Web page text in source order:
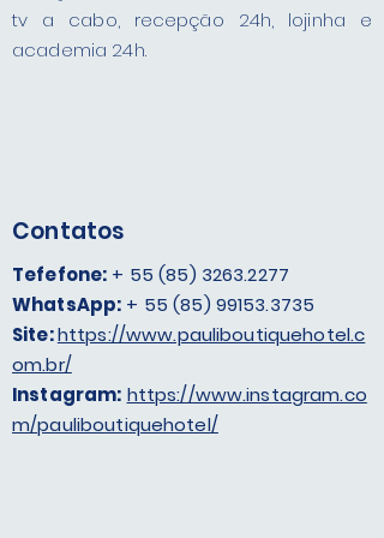
tv a cabo, recepção 24h, lojinha e
academia 24h.
Contatos
Tefefone: + 55 (85) 3263.2277
WhatsApp: + 55 (85) 99153.3735
Site:https://www.pauliboutiquehotel.c
om.br/
Instagram: https://www.instagram.co
m/pauliboutiquehotel/